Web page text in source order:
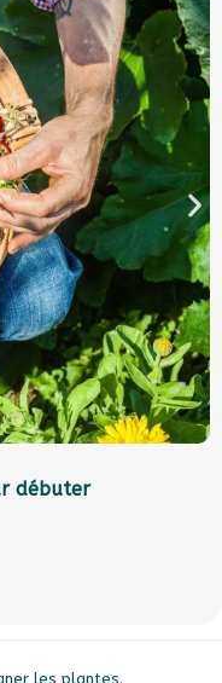
débuter
les plantes.